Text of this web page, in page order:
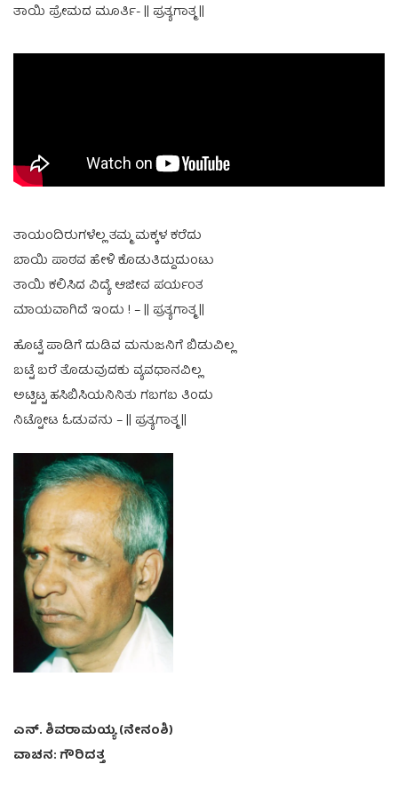
ತಾಯಿ ಪ್ರೇಮದ ಮೂರ್ತಿ- || ಪ್ರತ್ಯಗಾತ್ಮ ||
ತಾಯಂದಿರುಗಳೆಲ್ಲ ತಮ್ಮ ಮಕ್ಕಳ ಕರೆದು
ಬಾಯಿ ಪಾಠವ ಹೇಳಿ ಕೊಡುತಿದ್ದುದುಂಟು
ತಾಯಿ ಕಲಿಸಿದ ವಿದ್ಯೆ ಆಜೀವ ಪರ್ಯಂತ
ಮಾಯವಾಗಿದೆ ಇಂದು ! – || ಪ್ರತ್ಯಗಾತ್ಮ ||
ಹೊಟ್ಟೆ ಪಾಡಿಗೆ ದುಡಿವ ಮನುಜನಿಗೆ ಬಿಡುವಿಲ್ಲ
ಬಟ್ಟೆ ಬರೆ ತೊಡುವುದಕು ವ್ಯವಧಾನವಿಲ್ಲ
ಅಟ್ಟಿಟ್ಟ ಹಸಿಬಿಸಿಯನಿನಿತು ಗಬಗಬ ತಿಂದು
ನಿಟ್ಟೋಟ ಓಡುವನು – || ಪ್ರತ್ಯಗಾತ್ಮ ||
ಎನ್. ಶಿವರಾಮಯ್ಯ (ನೇನಂಶಿ)
ವಾಚನ: ಗೌರಿದತ್ತ